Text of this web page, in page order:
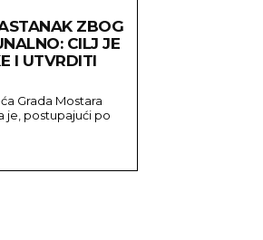
ZBOG
CILJ JE
I UTVRDITI
Grada Mostara
je, postupajući po